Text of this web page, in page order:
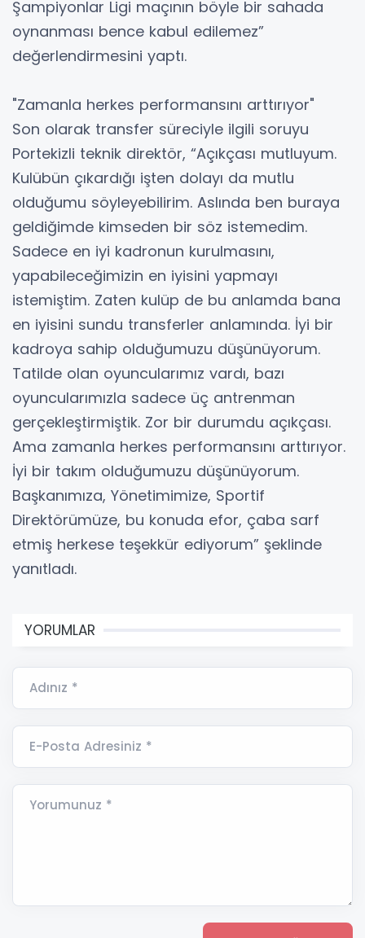
Şampiyonlar Ligi maçının böyle bir sahada
oynanması bence kabul edilemez”
değerlendirmesini yaptı.
"Zamanla herkes performansını arttırıyor"
Son olarak transfer süreciyle ilgili soruyu
Portekizli teknik direktör, “Açıkçası mutluyum.
Kulübün çıkardığı işten dolayı da mutlu
olduğumu söyleyebilirim. Aslında ben buraya
geldiğimde kimseden bir söz istemedim.
Sadece en iyi kadronun kurulmasını,
yapabileceğimizin en iyisini yapmayı
istemiştim. Zaten kulüp de bu anlamda bana
en iyisini sundu transferler anlamında. İyi bir
kadroya sahip olduğumuzu düşünüyorum.
Tatilde olan oyuncularımız vardı, bazı
oyuncularımızla sadece üç antrenman
gerçekleştirmiştik. Zor bir durumdu açıkçası.
Ama zamanla herkes performansını arttırıyor.
İyi bir takım olduğumuzu düşünüyorum.
Başkanımıza, Yönetimimize, Sportif
Direktörümüze, bu konuda efor, çaba sarf
etmiş herkese teşekkür ediyorum” şeklinde
yanıtladı.
YORUMLAR
Adınız *
E-Posta Adresiniz *
Yorumunuz *